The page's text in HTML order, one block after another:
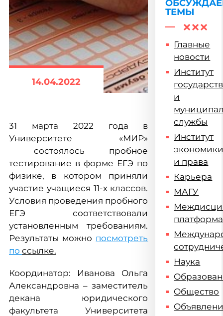
14.04.2022
31 марта 2022 года в
Университете «МИР»
состоялось пробное
тестирование в форме ЕГЭ по
физике, в котором приняли
участие учащиеся 11-х классов.
Условия проведения пробного
ЕГЭ соответствовали
установленным требованиям.
Результаты можно посмотреть
по ссылке.
Координатор: Иванова Ольга
Александровна – заместитель
декана юридического
факультета Университета
ТЕМЫ
Главные
новости
Институт
и
службы
Институт
и права
Карьера
МАГУ
платформа
Наука
Общество